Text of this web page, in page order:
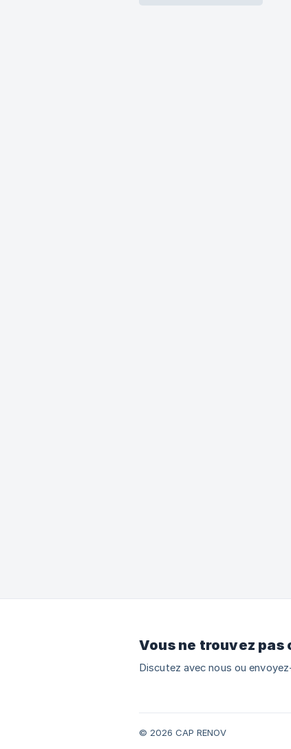
Vous ne trouvez pas
Discutez avec nous ou
© 2026 CAP RENOV